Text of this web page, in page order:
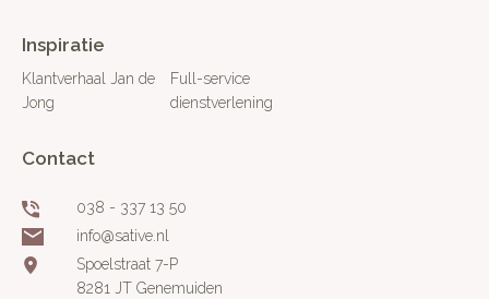
Inspiratie
Klantverhaal Jan de
Jong
Full-service
dienstverlening
Contact
038 - 337 13 50
info@sative.nl
Spoelstraat 7-P
8281 JT Genemuiden